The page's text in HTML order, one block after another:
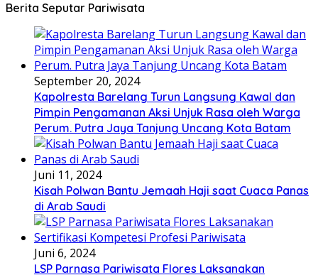
Berita Seputar Pariwisata
September 20, 2024
Kapolresta Barelang Turun Langsung Kawal dan
Pimpin Pengamanan Aksi Unjuk Rasa oleh Warga
Perum. Putra Jaya Tanjung Uncang Kota Batam
Juni 11, 2024
Kisah Polwan Bantu Jemaah Haji saat Cuaca Panas
di Arab Saudi
Juni 6, 2024
LSP Parnasa Pariwisata Flores Laksanakan